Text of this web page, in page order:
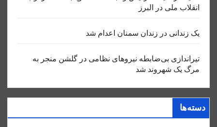
انقلاب ملی در البرز
یک زندانی در زندان سمنان اعدام شد
تیراندازی بی‌ضابطه نیروهای نظامی در گلشن منجر به
مرگ یک شهروند شد
دسته‌ها